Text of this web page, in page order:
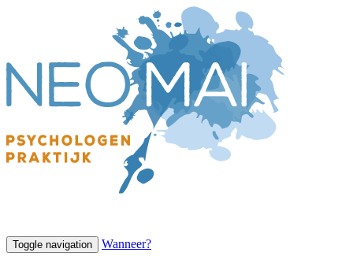
Toggle navigation Wanneer?